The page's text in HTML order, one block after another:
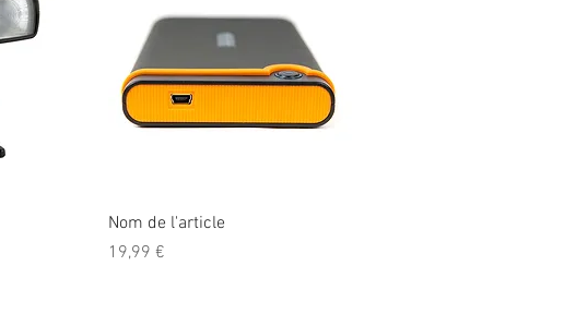
Aperçu rapide
Nom de l'article
Prix
19,99 €